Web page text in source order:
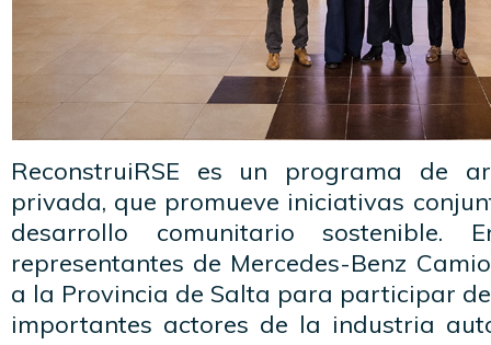
ReconstruiRSE es un programa de
privada, que promueve iniciativas
desarrollo comunitario sostenible.
representantes de Mercedes-Benz
a la Provincia de Salta para participar
importantes actores de la industria